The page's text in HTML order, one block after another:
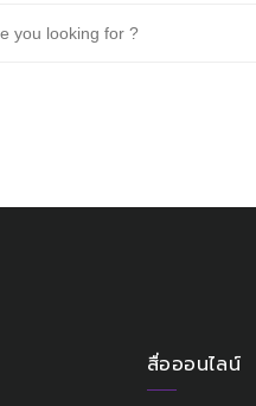
สื่อออนไลน์